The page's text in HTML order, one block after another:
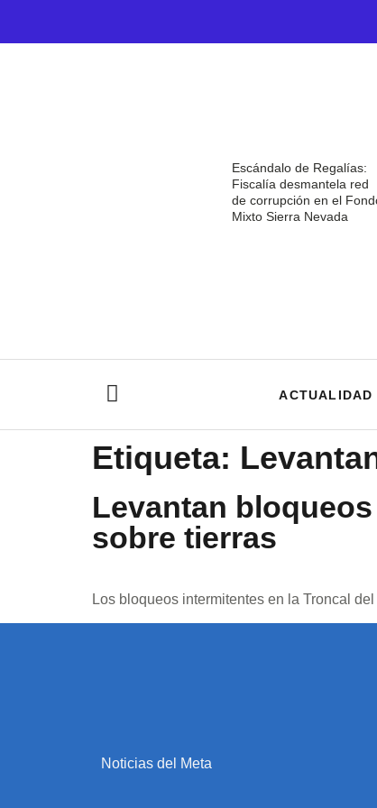
Escándalo de Regalías:
Fiscalía desmantela red
de corrupción en el
Mixto Sierra Nevada
ACTUALIDAD
Etiqueta:
Levantan
sobre tierras
Los bloqueos intermitentes en la Troncal
Noticias del Meta